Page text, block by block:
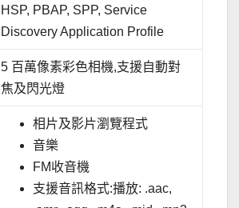
HSP, PBAP, SPP, Service
Discovery Application Profile
5 百萬像素彩色相機,支援自動對
焦及閃光燈
相片及影片瀏覽程式
音樂
FM收音機
支援音訊格式:播放: .aac,